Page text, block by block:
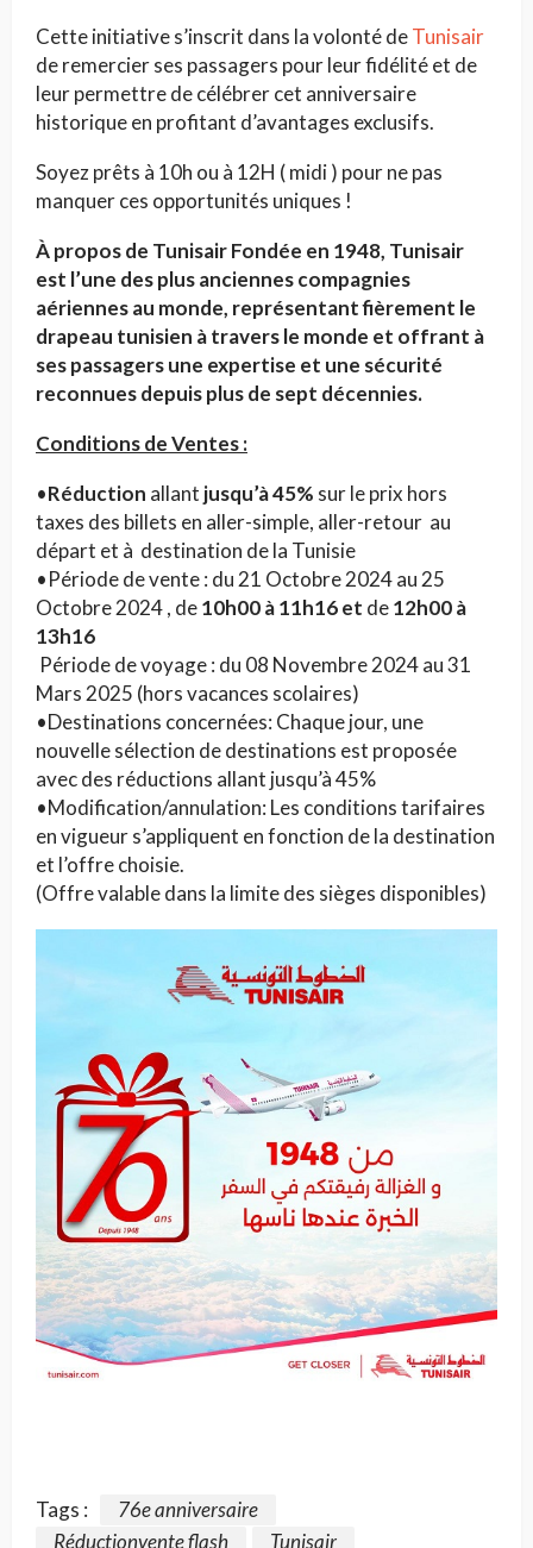
Cette initiative s’inscrit dans la volonté deTunisair
de remercier ses passagers pour leur fidélité et de
leur permettre de célébrer cet anniversaire
historique en profitant d’avantages exclusifs.
Soyez prêts à 10h ou à 12H ( midi ) pour ne pas
manquer ces opportunités uniques !
À propos de Tunisair Fondée en 1948, Tunisair
est l’une des plus anciennes compagnies
aériennes au monde, représentant fièrement le
drapeau tunisien à travers le monde et offrant à
ses passagers une expertise et une sécurité
reconnues depuis plus de sept décennies.
Conditions de Ventes :
•Réduction allant jusqu’à 45% sur le prix hors
taxes des billets en aller-simple, aller-retour au
départ et à destination de la Tunisie
•Période de vente : du 21 Octobre 2024 au 25
Octobre 2024 , de10h00 à 11h16 et de12h00 à
13h16
Période de voyage : du 08 Novembre 2024 au 31
Mars 2025 (hors vacances scolaires)
•Destinations concernées: Chaque jour, une
nouvelle sélection de destinations est proposée
avec des réductions allant jusqu’à 45%
•Modification/annulation: Les conditions tarifaires
en vigueur s’appliquent en fonction de la destination
et l’offre choisie.
(Offre valable dans la limite des sièges disponibles)
Tags :
76e anniversaire
Réductionvente flash
Tunisair